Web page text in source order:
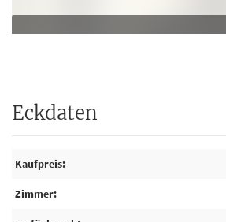
Eckdaten
Kaufpreis
Zimmer